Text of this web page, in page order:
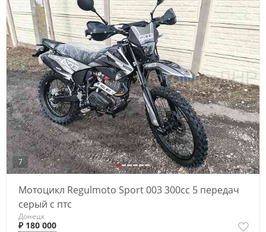
7
Мотоцикл Regulmoto Sport 003 300сс 5 передач
серый с птс
Донецк
₽ 180 000